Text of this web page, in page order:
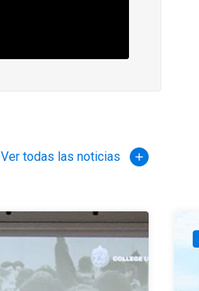
Ver todas las noticias add